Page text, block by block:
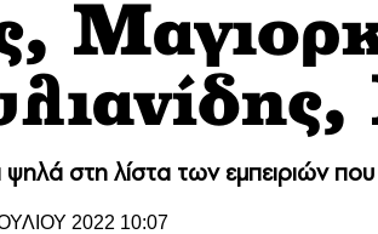
ψηλά στη λίστα των εμπειριών
2022 10:07